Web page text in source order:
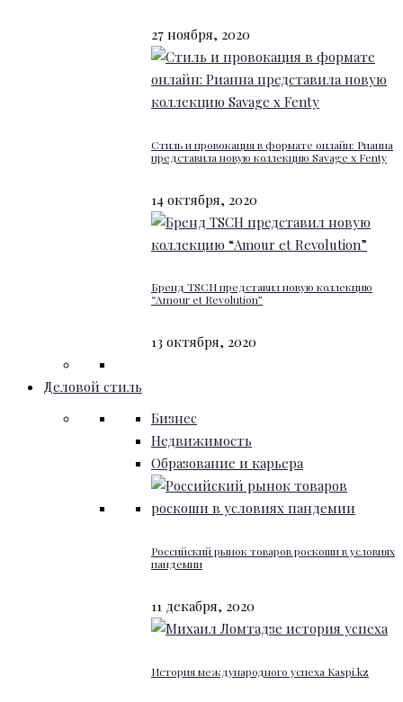
27 ноября, 2020
Стиль и провокация в формате онлайн: Рианна
представила новую коллекцию Savage x Fenty
14 октября, 2020
Бренд TSCH представил новую коллекцию
“Amour et Revolution”
13 октября, 2020
Деловой стиль
Бизнес
Недвижимость
Образование и карьера
Российский рынок товаров роскоши в условиях
пандемии
11 декабря, 2020
История международного успеха Kaspi.kz